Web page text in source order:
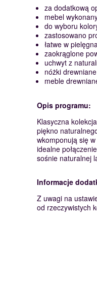
za dodatkową
mebel
do wyboru
zastosowano
łatwe w
zaokrąglone
uchwyt z
nóżki
meble
Opis programu:
Klasyczna
piękno
wkomponują się
idealne
sośnie naturalnej
Informacje
Z uwagi na
od rzeczywistych